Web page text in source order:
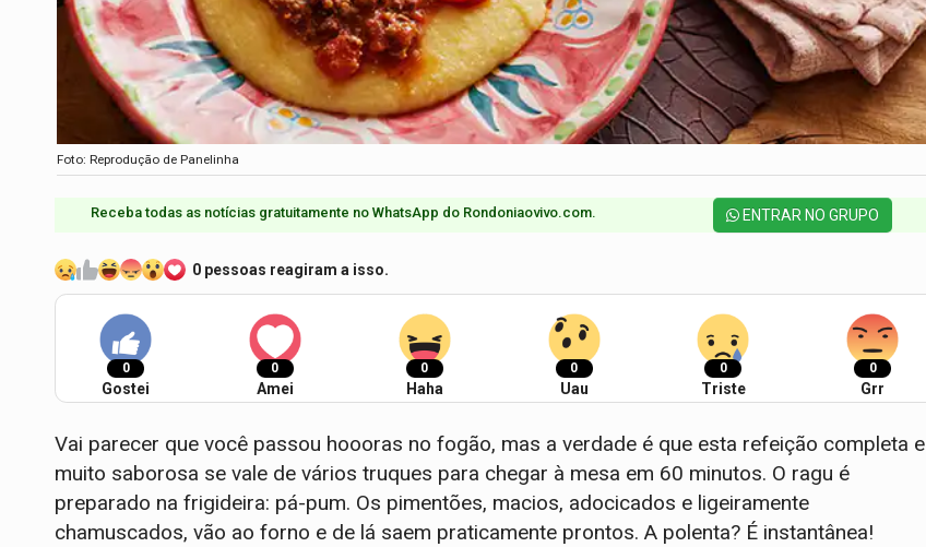
Foto: Reprodução de Panelinha
Receba todas as notícias gratuitamente no WhatsApp do Rondoniaovivo.com.​ ENTRAR NO GRUPO
0 pessoas reagiram a isso.
0
Gostei
0
Amei
0
Haha
0
Uau
0
Triste
0
Grr
Vai parecer que você passou hoooras no fogão, mas a verdade é que esta refeição completa e
muito saborosa se vale de vários truques para chegar à mesa em 60 minutos. O ragu é
preparado na frigideira: pá-pum. Os pimentões, macios, adocicados e ligeiramente
chamuscados, vão ao forno e de lá saem praticamente prontos. A polenta? É instantânea!